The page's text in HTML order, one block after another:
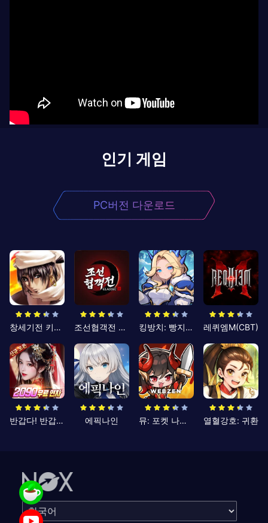
인기 게임
PC버전 다운로드
창세기전 키우기 조선협객전 클래식 킹방치: 빵지의 제왕 레퀴엠M(CBT)
반갑다! 반갑삼국지 에픽나인 뮤: 포켓 나이츠 열혈강호: 귀환